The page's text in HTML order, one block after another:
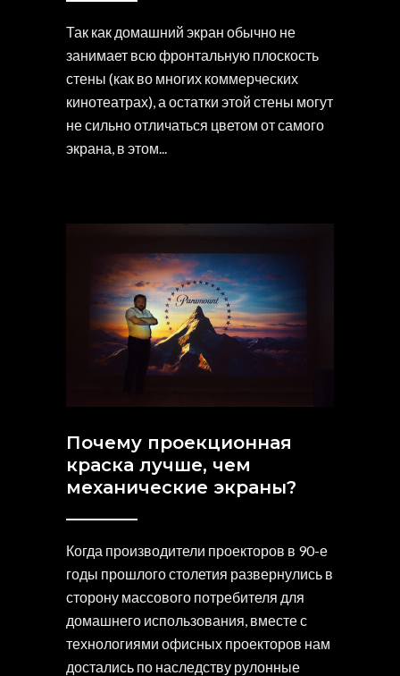
Так как домашний экран обычно не
занимает всю фронтальную плоскость
стены (как во многих коммерческих
кинотеатрах), а остатки этой стены могут
не сильно отличаться цветом от самого
экрана, в этом
Почему проекционная
краска лучше, чем
механические экраны?
Когда производители проекторов в 90-е
годы прошлого столетия развернулись в
сторону массового потребителя для
домашнего использования, вместе с
технологиями офисных проекторов нам
достались по наследству рулонные